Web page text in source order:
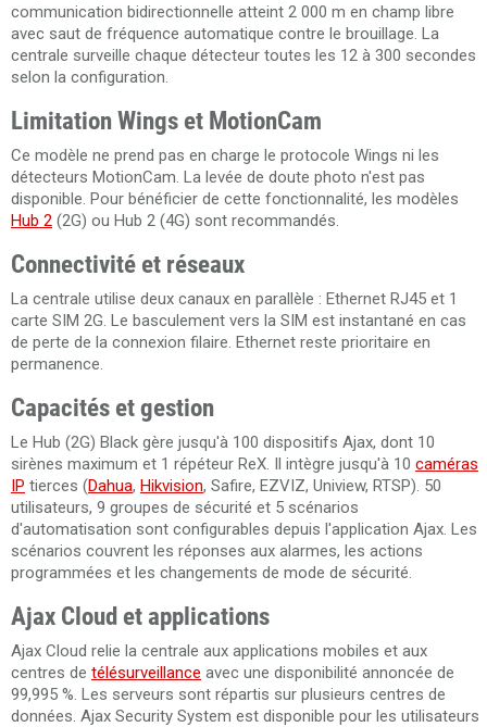
communication bidirectionnelle atteint 2 000 m en champ libre
avec saut de fréquence automatique contre le brouillage. La
centrale surveille chaque détecteur toutes les 12 à 300 secondes
selon la configuration.
Limitation Wings et MotionCam
Ce modèle ne prend pas en charge le protocole Wings ni les
détecteurs MotionCam. La levée de doute photo n'est pas
disponible. Pour bénéficier de cette fonctionnalité, les modèles
Hub 2 (2G) ou Hub 2 (4G) sont recommandés.
Connectivité et réseaux
La centrale utilise deux canaux en parallèle : Ethernet RJ45 et 1
carte SIM 2G. Le basculement vers la SIM est instantané en cas
de perte de la connexion filaire. Ethernet reste prioritaire en
permanence.
Capacités et gestion
Le Hub (2G) Black gère jusqu'à 100 dispositifs Ajax, dont 10
sirènes maximum et 1 répéteur ReX. Il intègre jusqu'à 10 caméras
IP tierces (Dahua, Hikvision, Safire, EZVIZ, Uniview, RTSP). 50
utilisateurs, 9 groupes de sécurité et 5 scénarios
d'automatisation sont configurables depuis l'application Ajax. Les
scénarios couvrent les réponses aux alarmes, les actions
programmées et les changements de mode de sécurité.
Ajax Cloud et applications
Ajax Cloud relie la centrale aux applications mobiles et aux
centres de télésurveillance avec une disponibilité annoncée de
99,995 %. Les serveurs sont répartis sur plusieurs centres de
données. Ajax Security System est disponible pour les utilisateurs